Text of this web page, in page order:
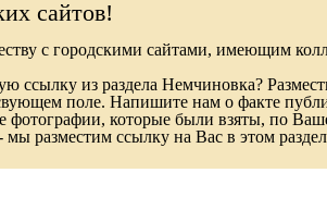
сайтов!
с городскими сайтами, имеющим
ссылку из раздела Немчиновка?
поле. Напишите нам о факте
фотографии, которые были взяты, по
разместим ссылку на Вас в этом